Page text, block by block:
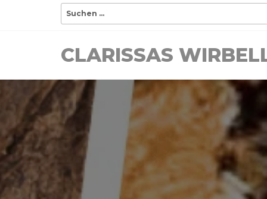
CLARISSAS